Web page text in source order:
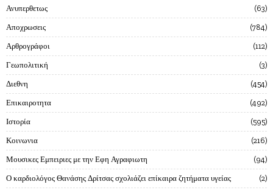
Ανυπερθετως 63
Αποχρωσεις 784
Αρθρογράφοι 112
Γεωπολιτική 3
Διεθνη 454
Επικαιροτητα 492
Ιστορία 595
Κοινωνια 216
Μουσικες Εμπειριες με την Εφη Αγραφιωτη 94
Ο καρδιολόγος Θανάσης Δρίτσας σχολιάζει επίκαιρα ζητήματα υγείας 2